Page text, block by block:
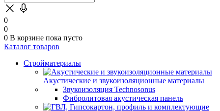
0
0
0 В корзине пока пусто
Каталог товаров
Стройматериалы
Акустические и звукоизоляционные материалы
Звукоизоляция Technosonus
Фибролитовая акустическая панель